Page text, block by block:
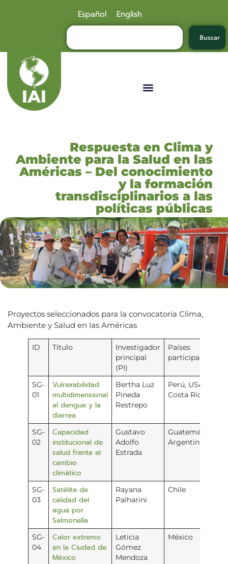
Español English
Buscar
Respuesta en Clima y
Ambiente para la Salud en las
Américas – Del conocimiento
y la formación
transdisciplinarios a las
políticas públicas
Proyectos seleccionados para la convocatoria Clima,
Ambiente y Salud en las Américas
ID Título
Investigador
principal
(PI)
Países
participantes
SG-
01
Vulnerabilidad
multidimensional
al dengue y la
diarrea
Bertha Luz
Pineda
Restrepo
Perú, USA,
Costa Rica
SG-
02
Capacidad
institucional de
salud frente al
cambio
climático
Gustavo
Adolfo
Estrada
Guatemala,
Argentina
SG-
03
Satélite de
calidad del
agua por
Salmonella
Rayana
Palharini
Chile
SG-
04
Calor extremo
en la Ciudad de
México
Leticia
Gómez
Mendoza
México